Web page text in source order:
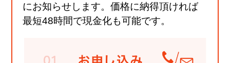
にお知らせします。価格に納得頂ければ
最短48時間で現金化も可能です。